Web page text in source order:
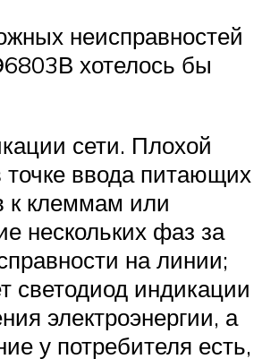
неисправностей
хотелось бы
сети. Плохой
точке ввода питающих
к клеммам или
нескольких фаз за
на линии;
светодиод индикации
электроэнергии, а
у потребителя есть,